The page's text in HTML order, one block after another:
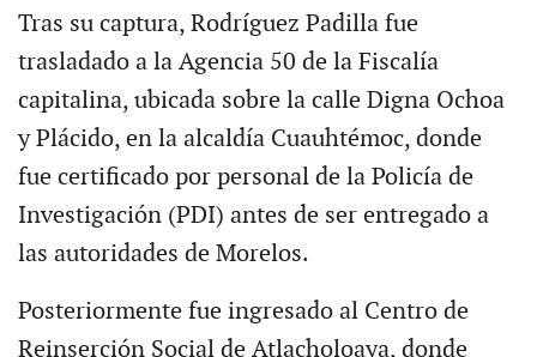
Tras su captura, Rodríguez Padilla fue
trasladado a la Agencia 50 de la Fiscalía
capitalina, ubicada sobre la calle Digna Ochoa
y Plácido, en la alcaldía Cuauhtémoc, donde
fue certificado por personal de la Policía de
Investigación (PDI) antes de ser entregado a
las autoridades de Morelos.
Posteriormente fue ingresado al Centro de
Reinserción Social de Atlacholoaya, donde